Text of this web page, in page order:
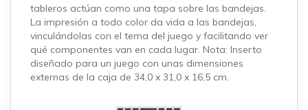
tableros actúan como una tapa sobre las bandejas.
La impresión a todo color da vida a las bandejas,
vinculándolas con el tema del juego y facilitando ver
qué componentes van en cada lugar. Nota: Inserto
diseñado para un juego con unas dimensiones
externas de la caja de 34,0 x 31,0 x 16,5 cm.